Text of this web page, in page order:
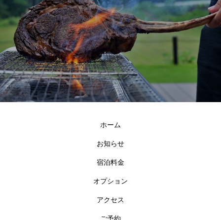
ホーム
お知らせ
宿泊料金
オプション
アクセス